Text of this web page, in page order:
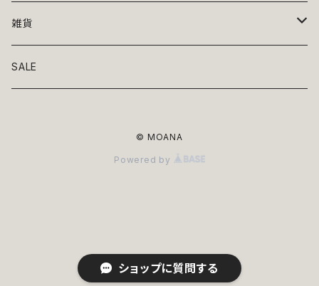
ショップに質問する
ニット
アロハ
ボトムス
ワンピース
ベッド
リード・首輪
雑貨
アート
SALE
© MOANA
Powered by